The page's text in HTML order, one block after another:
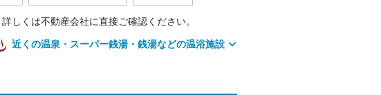
しくは不動産会社に直接ご確認ください。
近くの温泉・スーパー銭湯・銭湯などの温浴施設